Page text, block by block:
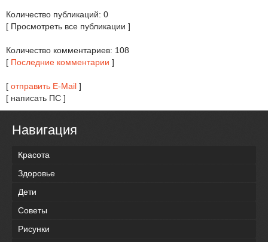
Количество публикаций: 0
[ Просмотреть все публикации ]
Количество комментариев: 108
[ Последние комментарии ]
[ отправить E-Mail ]
[ написать ПС ]
Навигация
Красота
Здоровье
Дети
Советы
Рисунки